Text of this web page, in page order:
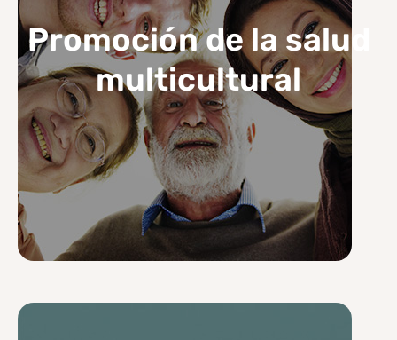
Promoción de la salud
multicultural